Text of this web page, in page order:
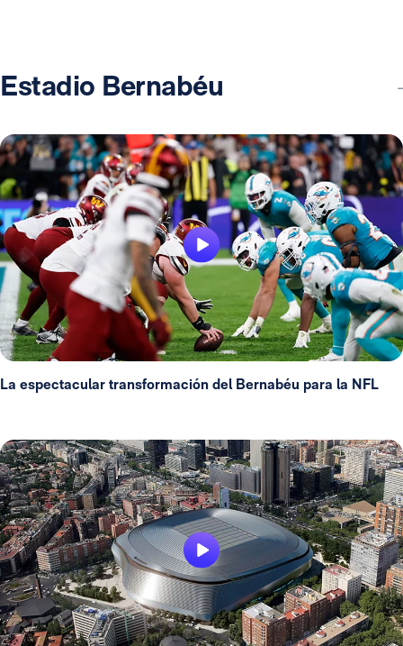
Estadio Bernabéu
La espectacular transformación del Bernabéu para la NFL